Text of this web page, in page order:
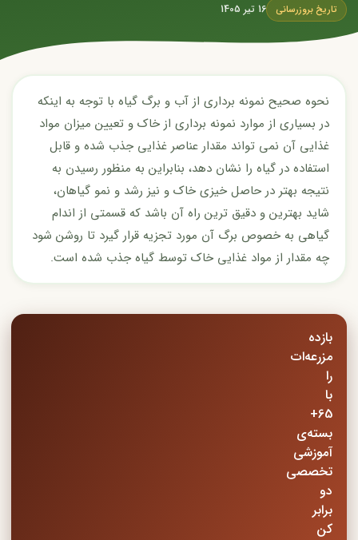
تاریخ بروزرسانی 16 تیر 1405
نحوه صحیح نمونه برداری از آب و برگ گیاه با توجه به اینکه
در بسیاری از موارد نمونه برداری از خاک و تعیین میزان مواد
غذایی آن نمی تواند مقدار عناصر غذایی جذب شده و قابل
استفاده در گیاه را نشان دهد، بنابراین به منظور رسیدن به
نتیجه بهتر در حاصل خیزی خاک و نیز رشد و نمو گیاهان،
شاید بهترین و دقیق ترین راه آن باشد که قسمتی از اندام
گیاهی به خصوص برگ آن مورد تجزیه قرار گیرد تا روشن شود
چه مقدار از مواد غذایی خاک توسط گیاه جذب شده است.
بازده
مزرعه‌ات
را
با
65+
بسته‌ی
آموزشی
تخصصی
دو
برابر
کن